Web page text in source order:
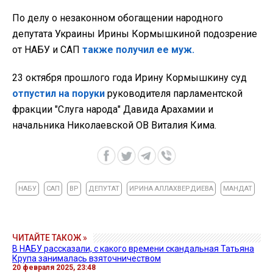
По делу о незаконном обогащении народного
депутата Украины Ирины Кормышкиной подозрение
от НАБУ и САП также получил ее муж.
23 октября прошлого года Ирину Кормышкину суд
отпустил на поруки руководителя парламентской
фракции "Слуга народа" Давида Арахамии и
начальника Николаевской ОВ Виталия Кима.
НАБУ САП ВР ДЕПУТАТ ИРИНА АЛЛАХВЕРДИЕВА МАНДАТ
ЧИТАЙТЕ ТАКОЖ »
В НАБУ рассказали, с какого времени скандальная Татьяна
Крупа занималась взяточничеством
20 февраля 2025, 23:48